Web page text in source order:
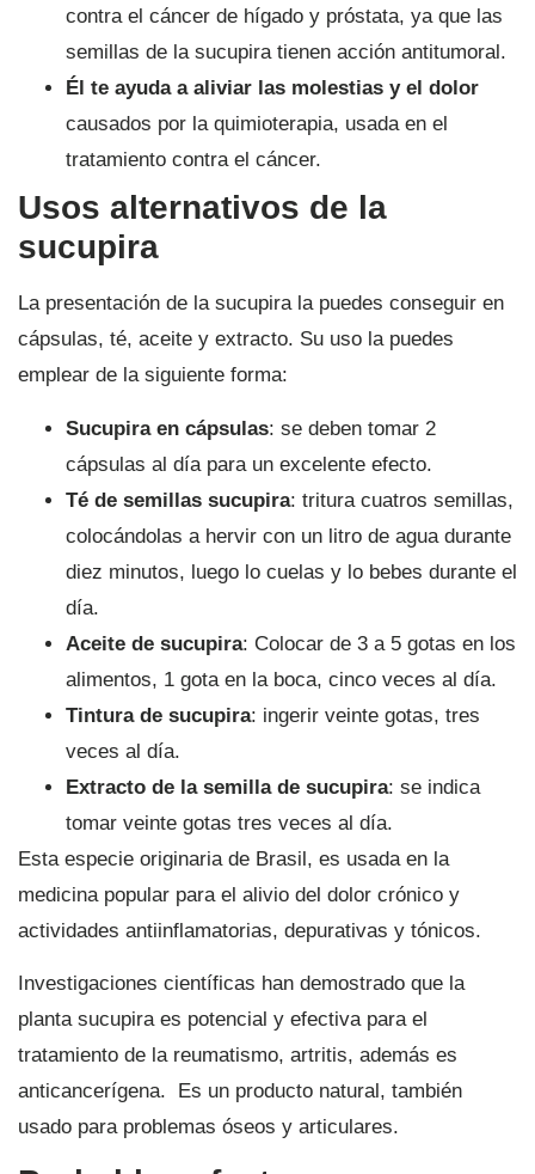
contra el cáncer de hígado y próstata, ya que las
semillas de la sucupira tienen acción antitumoral.
Él te ayuda a aliviar las molestias y el dolor
causados por la quimioterapia, usada en el
tratamiento contra el cáncer.
Usos alternativos de la
sucupira
La presentación de la sucupira la puedes conseguir en
cápsulas, té, aceite y extracto. Su uso la puedes
emplear de la siguiente forma:
Sucupira en cápsulas: se deben tomar 2
cápsulas al día para un excelente efecto.
Té de semillas sucupira: tritura cuatros semillas,
colocándolas a hervir con un litro de agua durante
diez minutos, luego lo cuelas y lo bebes durante el
día.
Aceite de sucupira: Colocar de 3 a 5 gotas en los
alimentos, 1 gota en la boca, cinco veces al día.
Tintura de sucupira: ingerir veinte gotas, tres
veces al día.
Extracto de la semilla de sucupira: se indica
tomar veinte gotas tres veces al día.
Esta especie originaria de Brasil, es usada en la
medicina popular para el alivio del dolor crónico y
actividades antiinflamatorias, depurativas y tónicos.
Investigaciones científicas han demostrado que la
planta sucupira es potencial y efectiva para el
tratamiento de la reumatismo, artritis, además es
anticancerígena. Es un producto natural, también
usado para problemas óseos y articulares.